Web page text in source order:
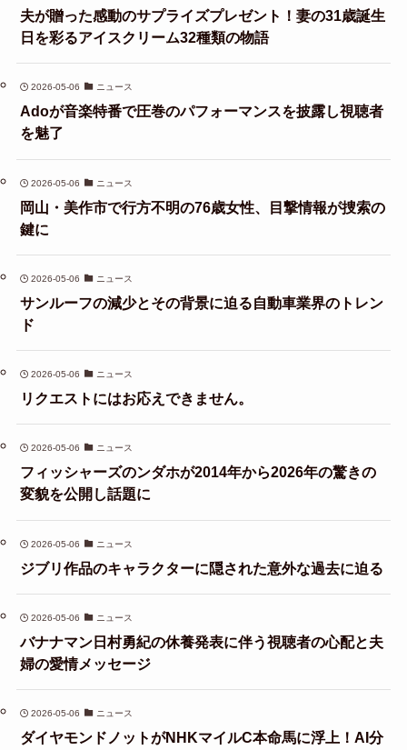
夫が贈った感動のサプライズプレゼント！妻の31歳誕生
日を彩るアイスクリーム32種類の物語
2026-05-06 ニュース
Adoが音楽特番で圧巻のパフォーマンスを披露し視聴者
を魅了
2026-05-06 ニュース
岡山・美作市で行方不明の76歳女性、目撃情報が捜索の
鍵に
2026-05-06 ニュース
サンルーフの減少とその背景に迫る自動車業界のトレン
ド
2026-05-06 ニュース
リクエストにはお応えできません。
2026-05-06 ニュース
フィッシャーズのンダホが2014年から2026年の驚きの
変貌を公開し話題に
2026-05-06 ニュース
ジブリ作品のキャラクターに隠された意外な過去に迫る
2026-05-06 ニュース
バナナマン日村勇紀の休養発表に伴う視聴者の心配と夫
婦の愛情メッセージ
2026-05-06 ニュース
ダイヤモンドノットがNHKマイルC本命馬に浮上！AI分